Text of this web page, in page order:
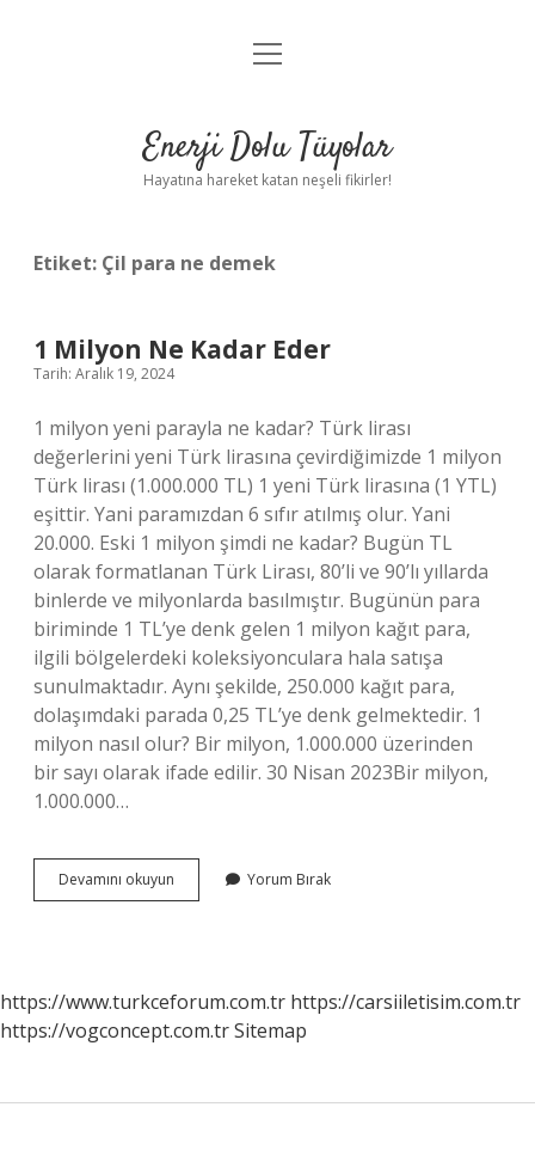
Anasayfa
Yasal Uyarı
menüyü
Enerji Dolu Tüyolar
Hayatına hareket katan neşeli fikirler!
Etiket: Çil para ne demek
1 Milyon Ne Kadar Eder
Tarih: Aralık 19, 2024
1 milyon yeni parayla ne kadar? Türk lirası
değerlerini yeni Türk lirasına çevirdiğimizde 1 milyon
Türk lirası (1.000.000 TL) 1 yeni Türk lirasına (1 YTL)
eşittir. Yani paramızdan 6 sıfır atılmış olur. Yani
20.000. Eski 1 milyon şimdi ne kadar? Bugün TL
olarak formatlanan Türk Lirası, 80’li ve 90’lı yıllarda
binlerde ve milyonlarda basılmıştır. Bugünün para
biriminde 1 TL’ye denk gelen 1 milyon kağıt para,
ilgili bölgelerdeki koleksiyonculara hala satışa
sunulmaktadır. Aynı şekilde, 250.000 kağıt para,
dolaşımdaki parada 0,25 TL’ye denk gelmektedir. 1
milyon nasıl olur? Bir milyon, 1.000.000 üzerinden
bir sayı olarak ifade edilir. 30 Nisan 2023Bir milyon,
1.000.000…
Devamını okuyun
Milyon
Yorum Bırak
https://www.turkceforum.com.tr https://carsiiletisim.com.tr
https://vogconcept.com.trSitemap